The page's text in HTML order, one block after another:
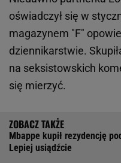
oświadczył się w
magazynem "F"
dziennikarstwie.
na seksistowskich
się mierzyć.
Mbappe kupił rezydencję
Lepiej usiądźcie